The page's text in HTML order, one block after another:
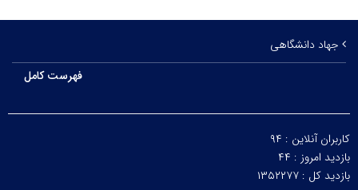
جهاد دانشگاهی
فهرست کامل
کاربران آنلاین : ۹۴
بازدید امروز : ۴۴
بازدید کل : ۱۳۵۲۲۷۷